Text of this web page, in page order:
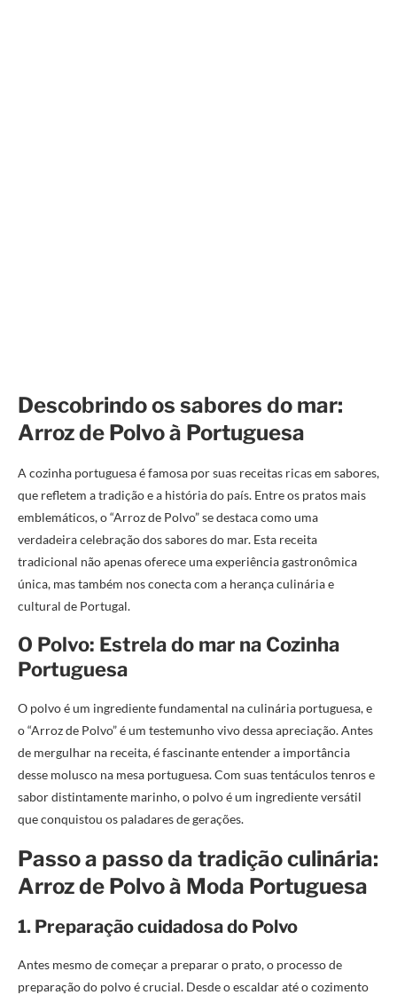
Descobrindo os sabores do mar:
Arroz de Polvo à Portuguesa
A cozinha portuguesa é famosa por suas receitas ricas em sabores,
que refletem a tradição e a história do país. Entre os pratos mais
emblemáticos, o “Arroz de Polvo” se destaca como uma
verdadeira celebração dos sabores do mar. Esta receita
tradicional não apenas oferece uma experiência gastronômica
única, mas também nos conecta com a herança culinária e
cultural de Portugal.
O Polvo: Estrela do mar na Cozinha
Portuguesa
O polvo é um ingrediente fundamental na culinária portuguesa, e
o “Arroz de Polvo” é um testemunho vivo dessa apreciação. Antes
de mergulhar na receita, é fascinante entender a importância
desse molusco na mesa portuguesa. Com suas tentáculos tenros e
sabor distintamente marinho, o polvo é um ingrediente versátil
que conquistou os paladares de gerações.
Passo a passo da tradição culinária:
Arroz de Polvo à Moda Portuguesa
1. Preparação cuidadosa do Polvo
Antes mesmo de começar a preparar o prato, o processo de
preparação do polvo é crucial. Desde o escaldar até o cozimento